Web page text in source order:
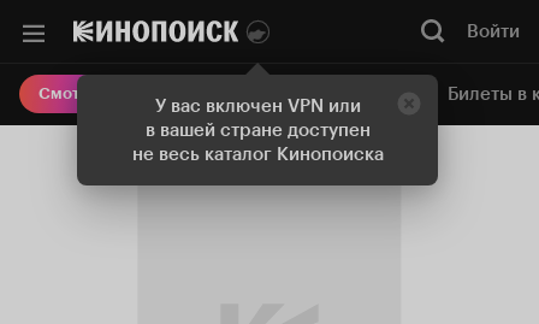
У вас включен VPN или
в вашей стране доступен
не весь каталог Кинопоиска
Войти
Смотреть кино Онлайн-кинотеатр Билеты в